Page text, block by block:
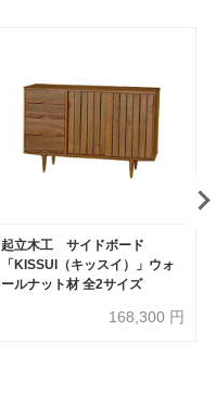
起立木工 サイドボード
「KISSUI（キッスイ）」ウォ
ールナット材 全2サイズ
168,300 円